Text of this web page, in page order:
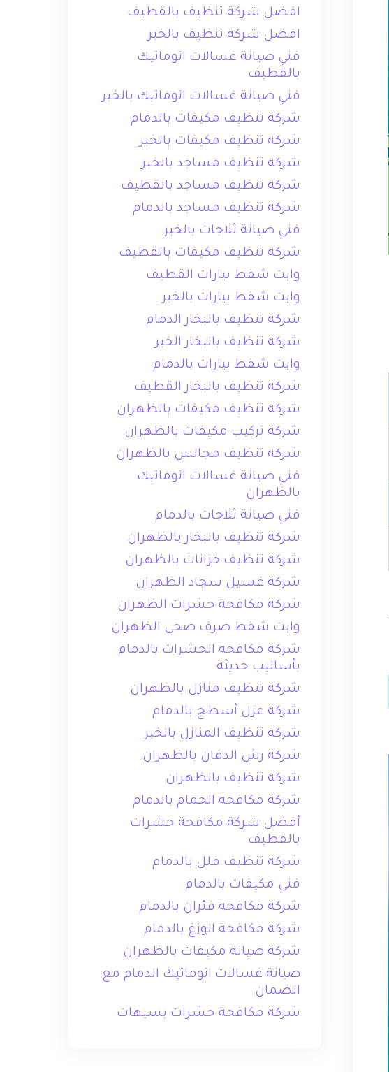
افضل شركة تنظيف بالقطيف
افضل شركة تنظيف بالخبر
فني صيانة غسالات اتوماتيك
بالقطيف
فني صيانة غسالات اتوماتيك بالخبر
شركة تنظيف مكيفات بالدمام
شركه تنظيف مكيفات بالخبر
شركه تنظيف مساجد بالخبر
شركه تنظيف مساجد بالقطيف
شركة تنظيف مساجد بالدمام
فني صيانة ثلاجات بالخبر
شركه تنظيف مكيفات بالقطيف
وايت شفط بيارات القطيف
وايت شفط بيارات بالخبر
شركة تنظيف بالبخار الدمام
شركة تنظيف بالبخار الخبر
وايت شفط بيارات بالدمام
شركة تنظيف بالبخار القطيف
شركة تنظيف مكيفات بالظهران
شركة تركيب مكيفات بالظهران
شركه تنظيف مجالس بالظهران
فني صيانة غسالات اتوماتيك
بالظهران
فني صيانة ثلاجات بالدمام
شركة تنظيف بالبخار بالظهران
شركة تنظيف خزانات بالظهران
شركة غسيل سجاد الظهران
شركة مكافحة حشرات الظهران
وايت شفط صرف صحي الظهران
شركة مكافحة الحشرات بالدمام
بأساليب حديثة
شركة تنظيف منازل بالظهران
شركة عزل أسطح بالدمام
شركة تنظيف المنازل بالخبر
شركة رش الدفان بالظهران
شركة تنظيف بالظهران
شركة مكافحة الحمام بالدمام
أفضل شركة مكافحة حشرات
بالقطيف
شركة تنظيف فلل بالدمام
فني مكيفات بالدمام
شركة مكافحة فئران بالدمام
شركة مكافحة الوزغ بالدمام
شركة صيانة مكيفات بالظهران
صيانة غسالات اتوماتيك الدمام مع
الضمان
شركة مكافحة حشرات بسيهات